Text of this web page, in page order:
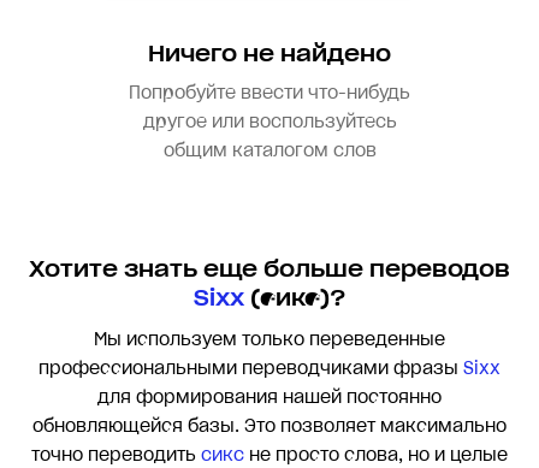
Ничего не найдено
Попробуйте ввести что-нибудь
другое или воспользуйтесь
общим каталогом слов
Хотите знать еще больше переводов
Sixx(сикс)?
Мы используем только переведенные
профессиональными переводчиками фразы Sixx
для формирования нашей постоянно
обновляющейся базы. Это позволяет максимально
точно переводить сикс не просто слова, но и целые